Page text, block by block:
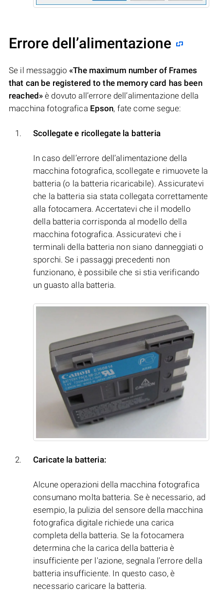
Errore dell’alimentazione
Se il messaggio«The maximum number of Frames
that can be registered to the memory card has been
reached» è dovuto all’errore dell’alimentazione della
macchina fotografica Epson, fate come segue:
Scollegate e ricollegate la batteria
In caso dell’errore dell’alimentazione della
macchina fotografica, scollegate e rimuovete la
batteria (o la batteria ricaricabile). Assicuratevi
che la batteria sia stata collegata correttamente
alla fotocamera. Accertatevi che il modello
della batteria corrisponda al modello della
macchina fotografica. Assicuratevi che i
terminali della batteria non siano danneggiati o
sporchi. Se i passaggi precedenti non
funzionano, è possibile che si stia verificando
un guasto alla batteria.
Caricate la batteria:
Alcune operazioni della macchina fotografica
consumano molta batteria. Se è necessario, ad
esempio, la pulizia del sensore della macchina
fotografica digitale richiede una carica
completa della batteria. Se la fotocamera
determina che la carica della batteria è
insufficiente per l'azione, segnala l’errore della
batteria insufficiente. In questo caso, è
necessario caricare la batteria.